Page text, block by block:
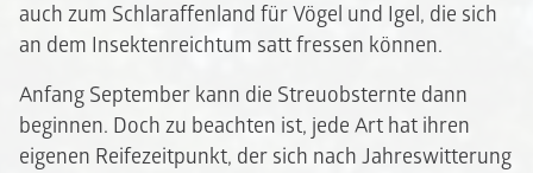
auch zum Schlaraffenland für Vögel und Igel, die sich
an dem Insektenreichtum satt fressen können.
Anfang September kann die Streuobsternte dann
beginnen. Doch zu beachten ist, jede Art hat ihren
eigenen Reifezeitpunkt, der sich nach Jahreswitterung